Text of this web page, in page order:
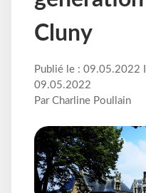
Cluny
Publié le : 09.05.2022
09.05.2022
Par Charline Poullain